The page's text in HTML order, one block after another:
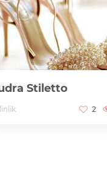
Stiletto
2